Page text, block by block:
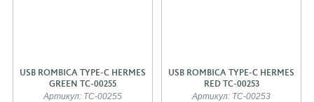
USB ROMBICA TYPE-C HERMES
GREEN TC-00255
Артикул: TC-00255
USB ROMBICA TYPE-C HERMES
RED TC-00253
Артикул: TC-00253